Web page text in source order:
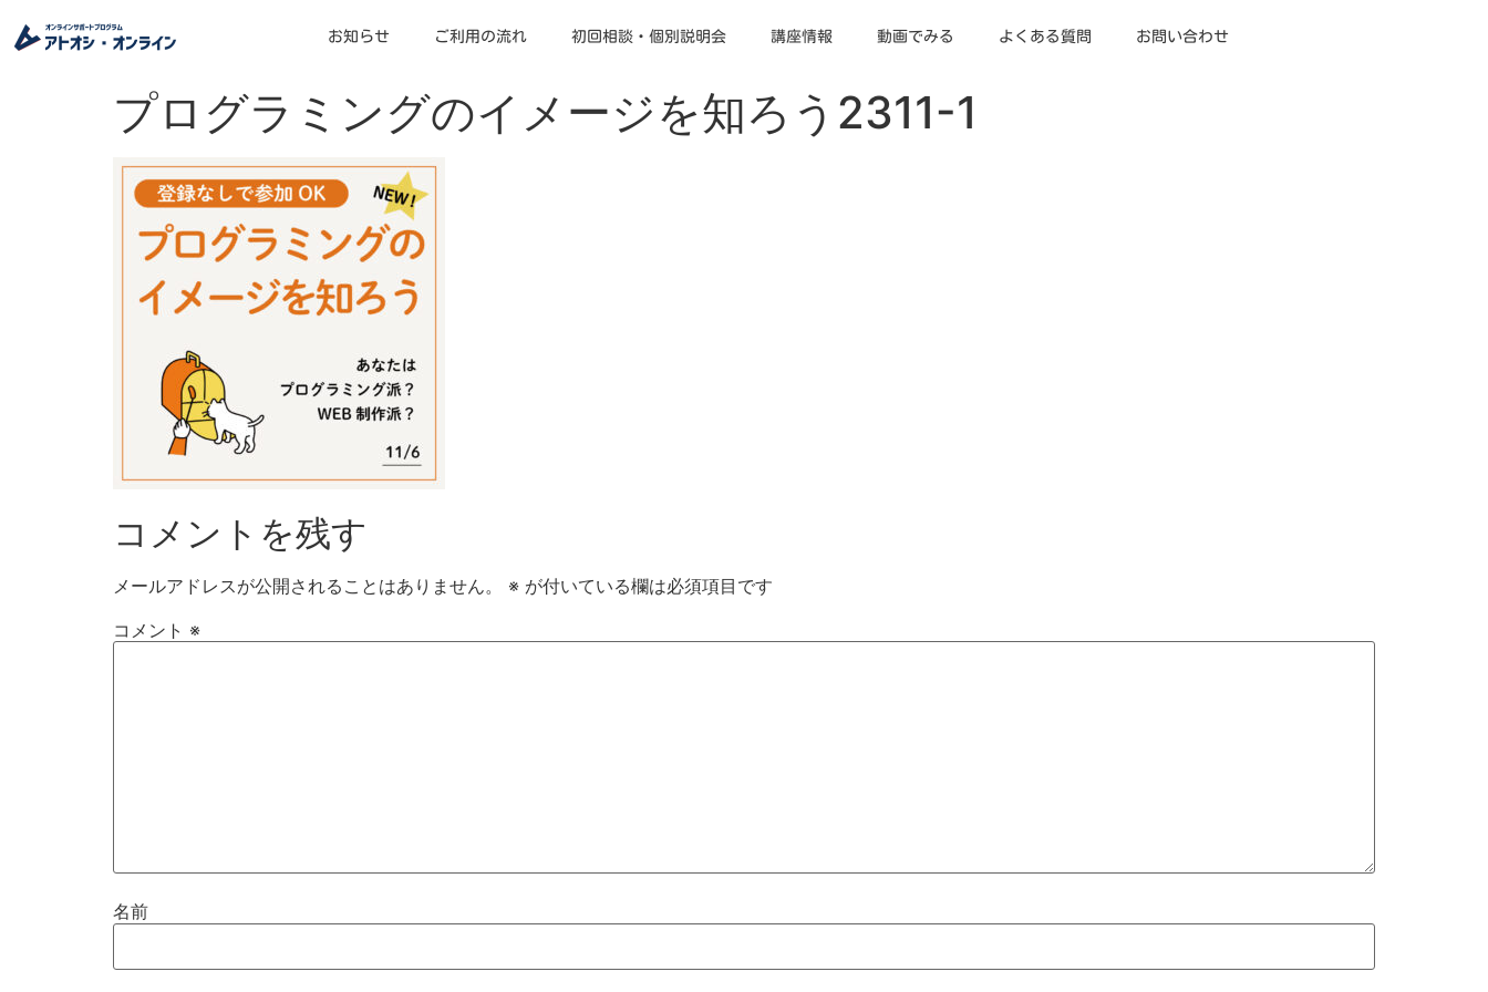
お知らせ ご利用の流れ 初回相談・個別説明会 講座情報 動画でみる よくある質問 お問い合わせ
プログラミングのイメージを知ろう2311-1
コメントを残す
メールアドレスが公開されることはありません。 ※ が付いている欄は必須項目です
コメント ※
名前